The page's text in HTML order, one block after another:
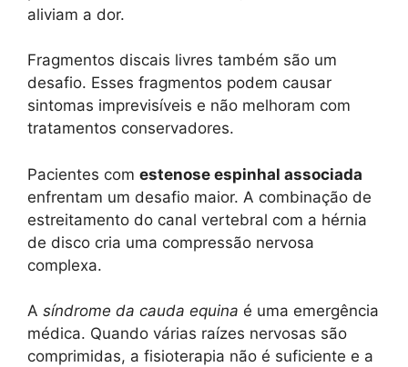
aliviam a dor.
Fragmentos discais livres também são um
desafio. Esses fragmentos podem causar
sintomas imprevisíveis e não melhoram com
tratamentos conservadores.
Pacientes com estenose espinhal associada
enfrentam um desafio maior. A combinação de
estreitamento do canal vertebral com a hérnia
de disco cria uma compressão nervosa
complexa.
A síndrome da cauda equina é uma emergência
médica. Quando várias raízes nervosas são
comprimidas, a fisioterapia não é suficiente e a